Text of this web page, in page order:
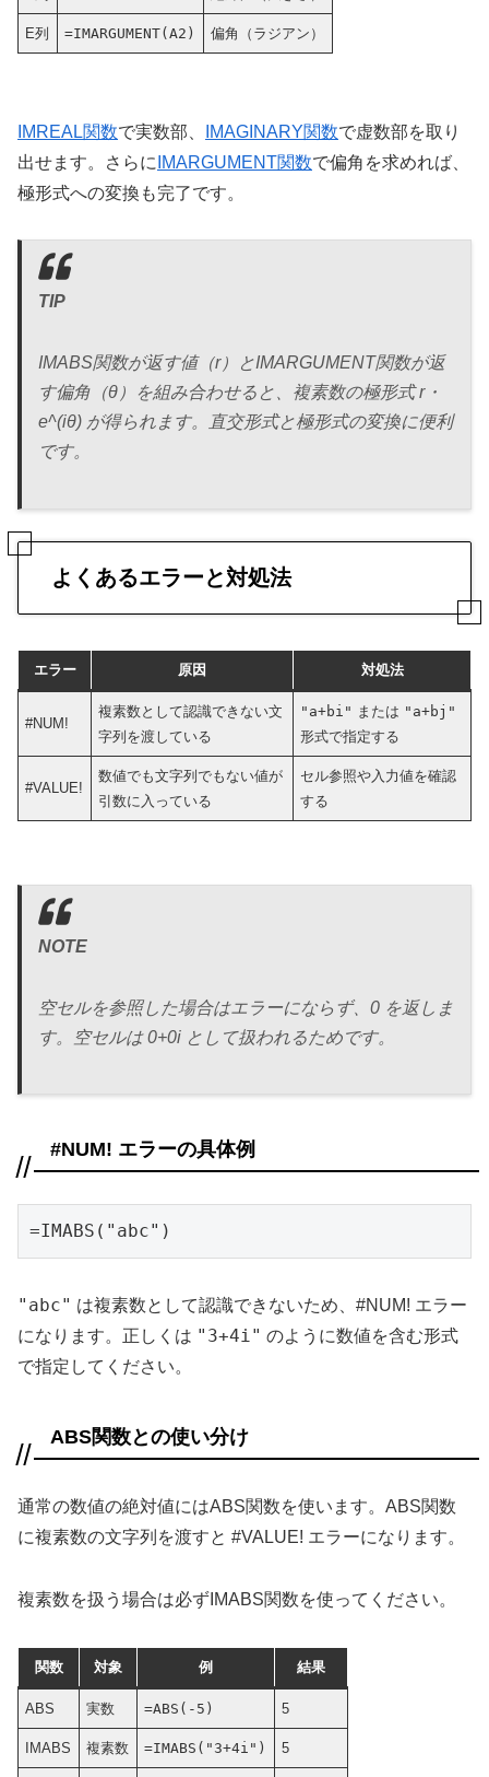
E列 =IMARGUMENT(A2) 偏角（ラジアン）
IMREAL関数で実数部、 IMAGINARY関数で虚数部を取り
出せます。さらに IMARGUMENT関数で偏角を求めれば、
極形式への変換も完了です。
TIP
IMABS関数が返す値（r）とIMARGUMENT関数が返
す偏角（θ）を組み合わせると、複素数の極形式 r・
e^(iθ) が得られます。直交形式と極形式の変換に便利
です。
よくあるエラーと対処法
エラー 原因 対処法
#NUM!
複素数として認識できない文
字列を渡している
"a+bi" または "a+bj"
形式で指定する
#VALUE!
数値でも文字列でもない値が
引数に入っている
セル参照や入力値を確認
する
NOTE
空セルを参照した場合はエラーにならず、0 を返しま
す。空セルは 0+0i として扱われるためです。
#NUM! エラーの具体例
=IMABS("abc")
"abc" は複素数として認識できないため、#NUM! エラー
になります。正しくは "3+4i" のように数値を含む形式
で指定してください。
ABS関数との使い分け
通常の数値の絶対値にはABS関数を使います。ABS関数
に複素数の文字列を渡すと #VALUE! エラーになります。
複素数を扱う場合は必ずIMABS関数を使ってください。
関数 対象 例 結果
ABS 実数 =ABS(-5) 5
IMABS 複素数 =IMABS("3+4i") 5